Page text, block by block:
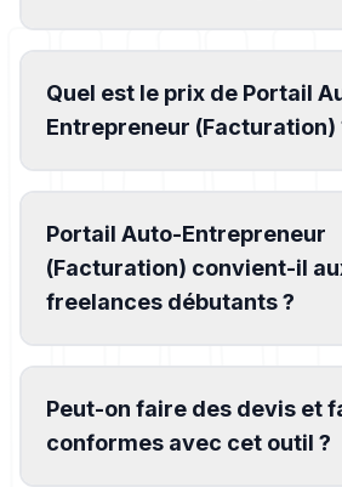
Quel est le prix de Portail
Entrepreneur (Facturation)
Portail Auto-Entrepreneur
(Facturation) convient-il
freelances débutants ?
Peut-on faire des devis et
conformes avec cet outil ?